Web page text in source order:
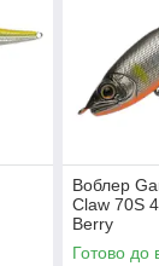
Воблер
Claw 70S
Berry
Готово до